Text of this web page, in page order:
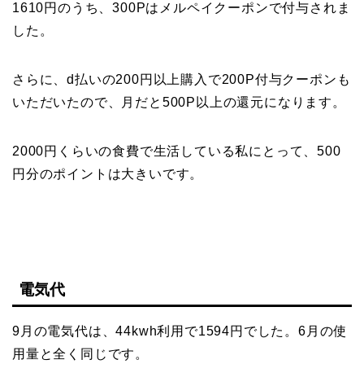
1610円のうち、300Pはメルペイクーポンで付与されま
した。
さらに、d払いの200円以上購入で200P付与クーポンも
いただいたので、月だと500P以上の還元になります。
2000円くらいの食費で生活している私にとって、500
円分のポイントは大きいです。
電気代
9月の電気代は、44kwh利用で1594円でした。6月の使
用量と全く同じです。